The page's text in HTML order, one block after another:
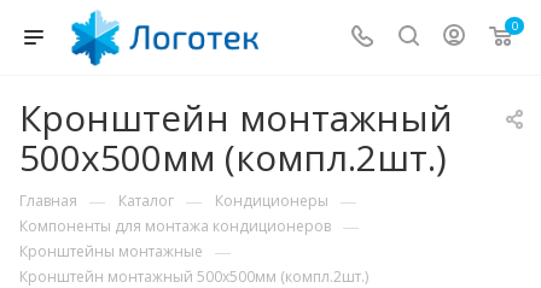
0
Кронштейн монтажный
500x500мм (компл.2шт.)
Главная — Каталог — Кондиционеры —
Компоненты для монтажа кондиционеров —
Кронштейны монтажные —
Кронштейн монтажный 500x500мм (компл.2шт.)